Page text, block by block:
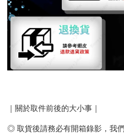
｜關於取件前後的大小事｜
◎ 取貨後請務必有開箱錄影，我